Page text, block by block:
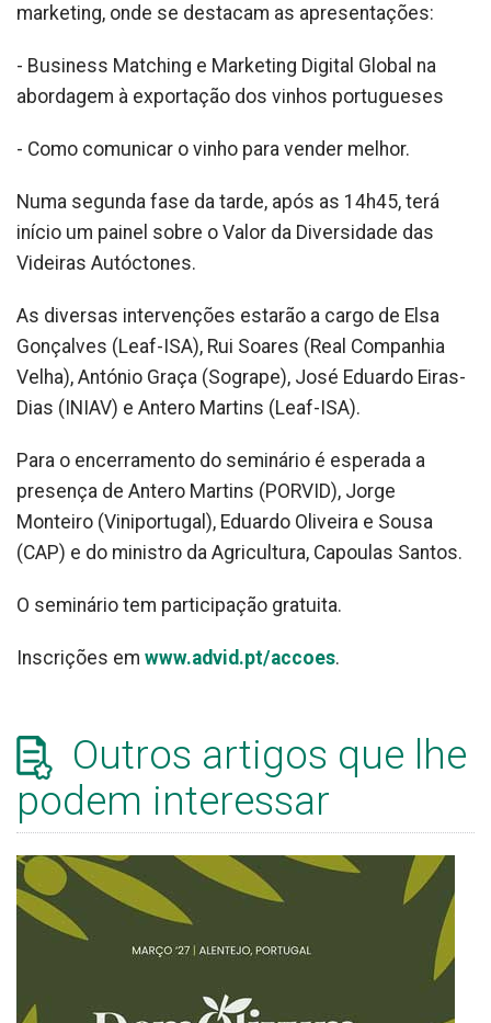
marketing, onde se destacam as apresentações:
- Business Matching e Marketing Digital Global na
abordagem à exportação dos vinhos portugueses
- Como comunicar o vinho para vender melhor.
Numa segunda fase da tarde, após as 14h45, terá
início um painel sobre o Valor da Diversidade das
Videiras Autóctones.
As diversas intervenções estarão a cargo de Elsa
Gonçalves (Leaf-ISA), Rui Soares (Real Companhia
Velha), António Graça (Sogrape), José Eduardo Eiras-
Dias (INIAV) e Antero Martins (Leaf-ISA).
Para o encerramento do seminário é esperada a
presença de Antero Martins (PORVID), Jorge
Monteiro (Viniportugal), Eduardo Oliveira e Sousa
(CAP) e do ministro da Agricultura, Capoulas Santos.
O seminário tem participação gratuita.
Inscrições em www.advid.pt/accoes.
Outros artigos que lhe
podem interessar